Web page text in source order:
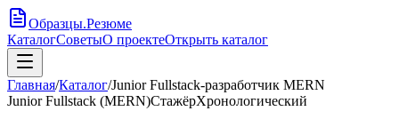
Образцы.Резюме
КаталогСоветыО проектеОткрыть каталог
Главная/Каталог/Junior Fullstack-разработчик MERN
Junior Fullstack (MERN)СтажёрХронологический